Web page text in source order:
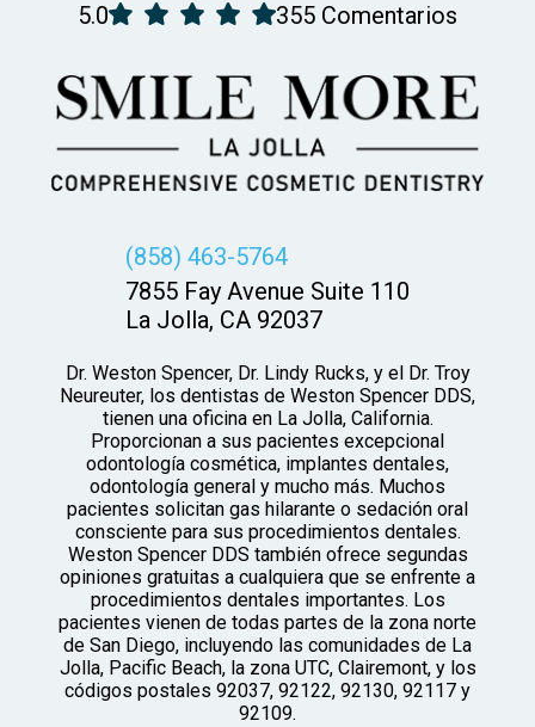
5.0 355 Comentarios
(858) 463-5764
7855 Fay Avenue Suite 110
La Jolla, CA 92037
Dr. Weston Spencer, Dr. Lindy Rucks, y el Dr. Troy
Neureuter, los dentistas de Weston Spencer DDS,
tienen una oficina en La Jolla, California.
Proporcionan a sus pacientes excepcional
odontología cosmética, implantes dentales,
odontología general y mucho más. Muchos
pacientes solicitan gas hilarante o sedación oral
consciente para sus procedimientos dentales.
Weston Spencer DDS también ofrece segundas
opiniones gratuitas a cualquiera que se enfrente a
procedimientos dentales importantes. Los
pacientes vienen de todas partes de la zona norte
de San Diego, incluyendo las comunidades de La
Jolla, Pacific Beach, la zona UTC, Clairemont, y los
códigos postales 92037, 92122, 92130, 92117 y
92109.